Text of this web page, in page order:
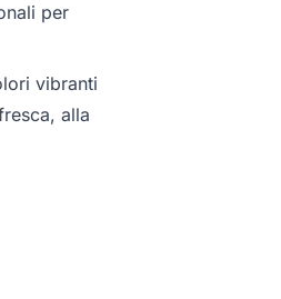
per
vibranti
alla